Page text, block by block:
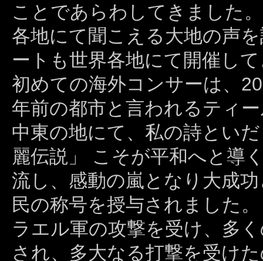
ことであらわしてきました
各地にて聞こえる大地の声
ートも世界各地にて開催し
初めての海外コンサーは、
年前の都市と言われるティ
中東の地にて、私の詩とい
麗伝説」 こそが平和へと導
流し、感動の嵐となり大成
民の称号を授与されました
ラエル軍の攻撃を受け、多
され、多大なる打撃を受け